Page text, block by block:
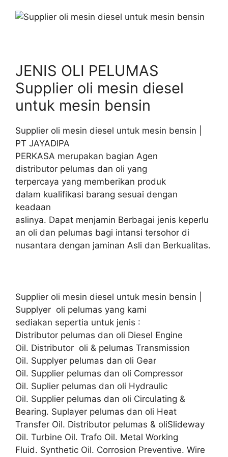
JENIS OLI PELUMAS
Supplier oli mesin diesel
untuk mesin bensin
Supplier oli mesin diesel untuk mesin bensin |
PT JAYADIPA
PERKASA merupakan bagian Agen
distributor pelumas dan oli yang
terpercaya yang memberikan produk
dalam kualifikasi barang sesuai dengan
keadaan
aslinya. Dapat menjamin Berbagai jenis keperlu
an oli dan pelumas bagi intansi tersohor di
nusantara dengan jaminan Asli dan Berkualitas.
Supplier oli mesin diesel untuk mesin bensin |
Supplyer oli pelumas yang kami
sediakan sepertia untuk jenis :
Distributor pelumas dan oli Diesel Engine
Oil. Distributor oli & pelumas Transmission
Oil. Supplyer pelumas dan oli Gear
Oil. Supplier pelumas dan oli Compressor
Oil. Suplier pelumas dan oli Hydraulic
Oil. Supplier pelumas dan oli Circulating &
Bearing. Suplayer pelumas dan oli Heat
Transfer Oil. Distributor pelumas & oliSlideway
Oil. Turbine Oil. Trafo Oil. Metal Working
Fluid. Synthetic Oil. Corrosion Preventive. Wire